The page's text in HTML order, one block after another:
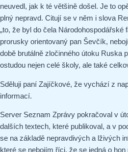
neuvedl, jak k té většině došel. Je to
plný nepravd. Citují se v něm i slova
„to, že byl do čela Národohospodářské
prorusky orientovaný pan Ševčík,
době brutálně zločinného útoku Ruska
ostudou nejen celé školy, ale také
Sděluji paní Zajíčkové, že vychází z
informací.
Server Seznam Zprávy pokračoval v
dalších textech, které publikoval, a v
se na základě nepravdivých a lživých
které se nebojím říci, že se jedná o hon